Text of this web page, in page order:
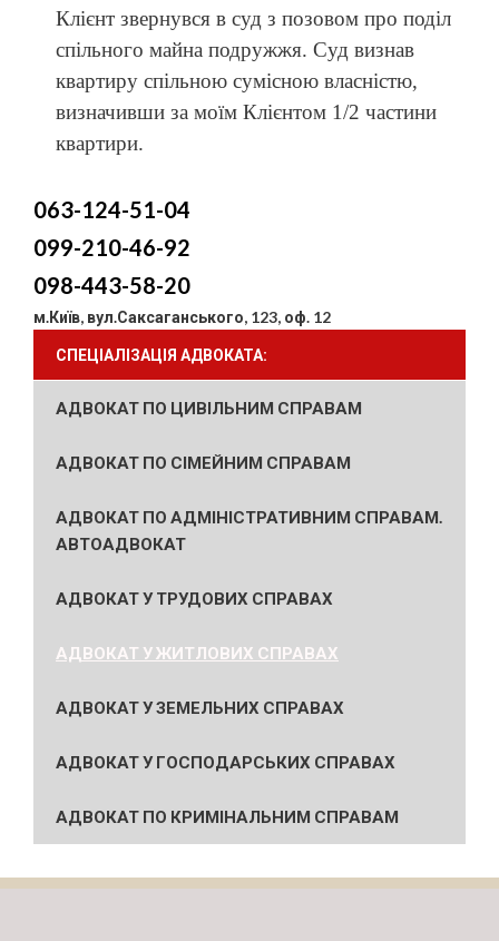
Клієнт звернувся в суд з позовом про поділ
спільного майна подружжя. Суд визнав
квартиру спільною сумісною власністю,
визначивши за моїм Клієнтом 1/2 частини
квартири.
063-124-51-04
099-210-46-92
098-443-58-20
м.Київ, вул.Саксаганського, 123, оф. 12
СПЕЦІАЛІЗАЦІЯ АДВОКАТА:
АДВОКАТ ПО ЦИВІЛЬНИМ СПРАВАМ
АДВОКАТ ПО СІМЕЙНИМ СПРАВАМ
АДВОКАТ ПО АДМІНІСТРАТИВНИМ СПРАВАМ.
АВТОАДВОКАТ
АДВОКАТ У ТРУДОВИХ СПРАВАХ
АДВОКАТ У ЖИТЛОВИХ СПРАВАХ
АДВОКАТ У ЗЕМЕЛЬНИХ СПРАВАХ
АДВОКАТ У ГОСПОДАРСЬКИХ СПРАВАХ
АДВОКАТ ПО КРИМІНАЛЬНИМ СПРАВАМ